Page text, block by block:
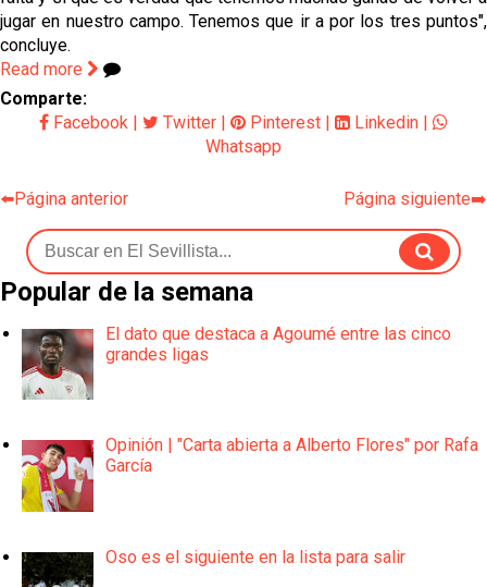
jugar en nuestro campo. Tenemos que ir a por los tres puntos",
concluye.
Read more
Comparte:
Facebook
Twitter Pinterest Linkedin
Whatsapp
⬅️Página anterior Página siguiente➡️
Popular de la semana
El dato que destaca a Agoumé entre las cinco
grandes ligas
Opinión | "Carta abierta a Alberto Flores" por Rafa
García
Oso es el siguiente en la lista para salir